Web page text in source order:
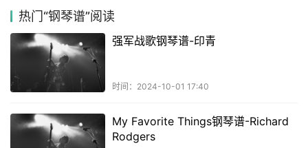
热门“钢琴谱”阅读
强军战歌钢琴谱-印青
时间：2024-10-01 17:40
My Favorite Things钢琴谱-Richard
Rodgers